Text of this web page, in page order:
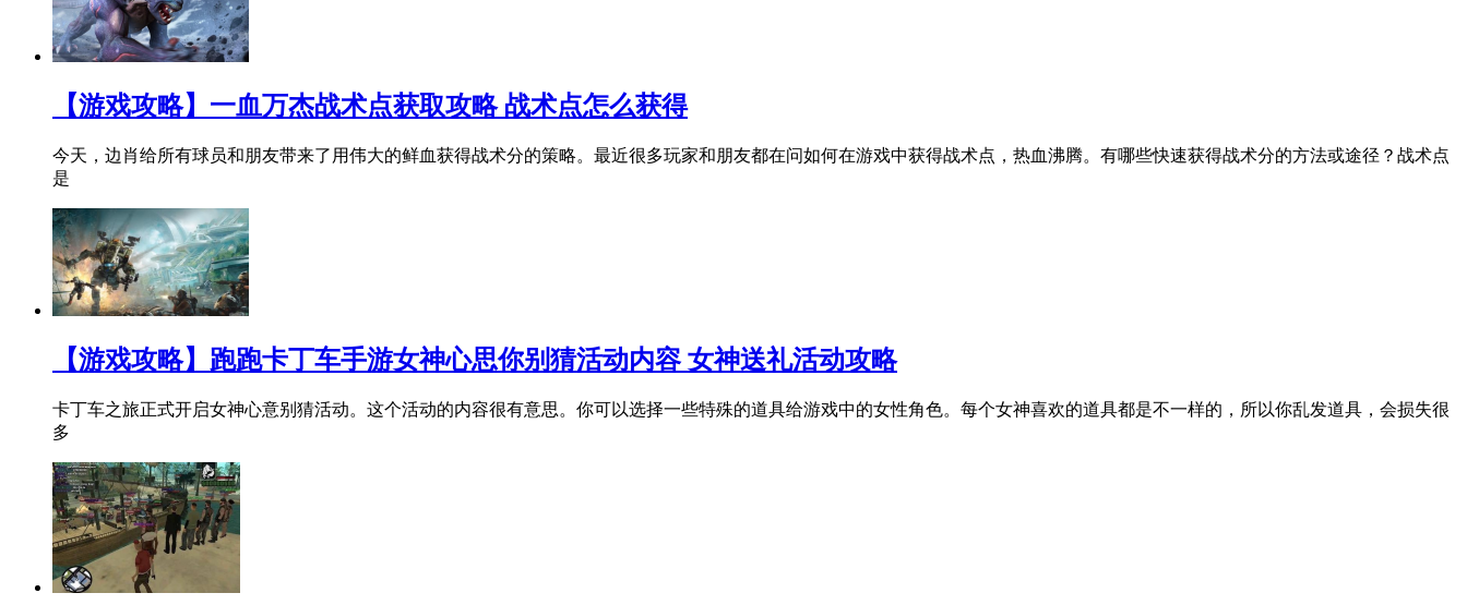
【游戏攻略】一血万杰战术点获取攻略 战术点怎么获得
今天，边肖给所有球员和朋友带来了用伟大的鲜血获得战术分的策略。最近很多玩家和朋友都在问如何在游戏中获得战术点，热血沸腾。有哪些快速获得战术分的方法或途径？战术点
是
【游戏攻略】跑跑卡丁车手游女神心思你别猜活动内容 女神送礼活动攻略
卡丁车之旅正式开启女神心意别猜活动。这个活动的内容很有意思。你可以选择一些特殊的道具给游戏中的女性角色。每个女神喜欢的道具都是不一样的，所以你乱发道具，会损失很
多